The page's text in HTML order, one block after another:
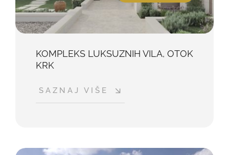
KOMPLEKS LUKSUZNIH VILA, OTOK
KRK
SAZNAJ VIŠE